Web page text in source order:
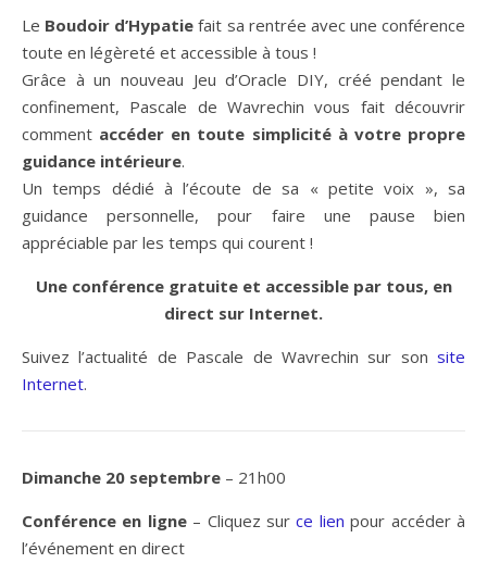
Le Boudoir d’Hypatie fait sa rentrée avec une conférence
toute en légèreté et accessible à tous !
Grâce à un nouveau Jeu d’Oracle DIY, créé pendant le
confinement, Pascale de Wavrechin vous fait découvrir
comment accéder en toute simplicité à votre propre
guidance intérieure.
Un temps dédié à l’écoute de sa « petite voix », sa
guidance personnelle, pour faire une pause bien
appréciable par les temps qui courent !
Une conférence gratuite et accessible par tous, en
direct sur Internet.
Suivez l’actualité de Pascale de Wavrechin sur son site
Internet.
Dimanche 20 septembre – 21h00
Conférence en ligne– Cliquez surce lien pour accéder à
l’événement en direct